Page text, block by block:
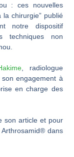
: ces nouvelles
chirurgie” publié
notre dispositif
techniques non
, radiologue
engagement à
en charge des
son article et pour
Arthrosamid® dans